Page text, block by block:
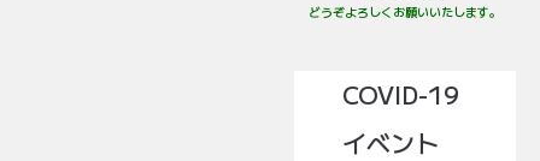
どうぞよろしくお願いいたします。
COVID-19
イベント